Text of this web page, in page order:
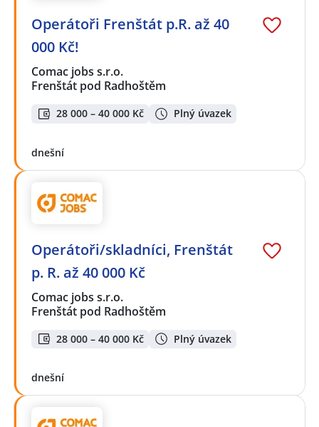
Operátoři Frenštát p.R. až 40
000 Kč!
Comac jobs s.r.o.
Frenštát pod Radhoštěm
28 000 – 40 000 Kč Plný úvazek
dnešní
Operátoři/skladníci, Frenštát
p. R. až 40 000 Kč
Comac jobs s.r.o.
Frenštát pod Radhoštěm
28 000 – 40 000 Kč Plný úvazek
dnešní